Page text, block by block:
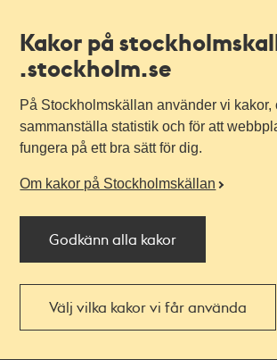
Kakor på
.stockholm.se
På Stockholmskällan använder vi kakor,
sammanställa statistik och för att
fungera på ett bra sätt för dig.
Om kakor på Stockholmskällan
Godkänn alla kakor
Välj vilka kakor vi får använda